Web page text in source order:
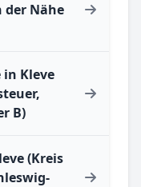
der Nähe
Kleve
B)
(Kreis